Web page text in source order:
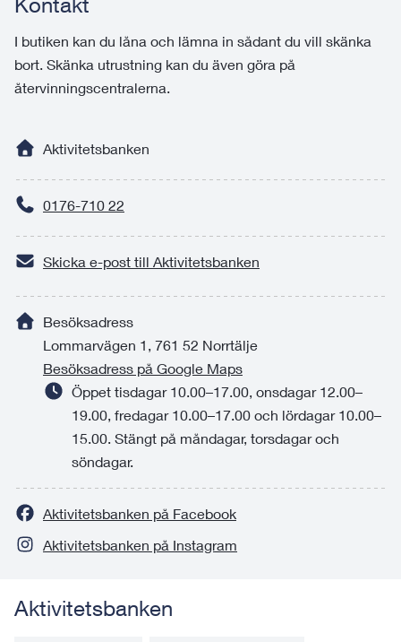
I butiken kan du låna och lämna in sådant du vill skänka
bort. Skänka utrustning kan du även göra på
återvinningscentralerna.
Aktivitetsbanken
0176-710 22
Skicka e-post till Aktivitetsbanken
Besöksadress
Lommarvägen 1, 761 52 Norrtälje
Besöksadress på Google Maps
Öppet tisdagar 10.00–17.00, onsdagar 12.00–
19.00, fredagar 10.00–17.00 och lördagar 10.00–
15.00. Stängt på måndagar, torsdagar och
söndagar.
Aktivitetsbanken på Facebook
Aktivitetsbanken på Instagram
Aktivitetsbanken